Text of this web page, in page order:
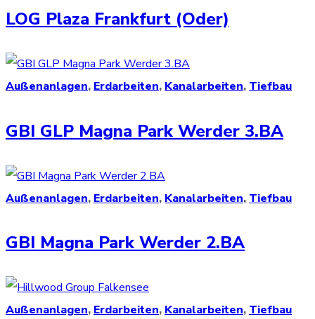
LOG Plaza Frankfurt (Oder)
Außenanlagen, Erdarbeiten, Kanalarbeiten, Tiefbau
GBI GLP Magna Park Werder 3.BA
Außenanlagen, Erdarbeiten, Kanalarbeiten, Tiefbau
GBI Magna Park Werder 2.BA
Außenanlagen, Erdarbeiten, Kanalarbeiten, Tiefbau